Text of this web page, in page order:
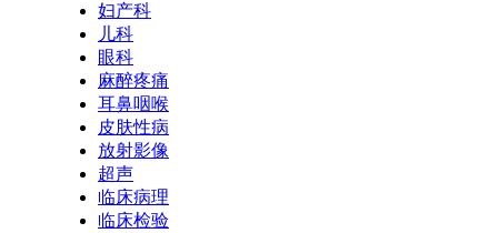
妇产科
儿科
眼科
麻醉疼痛
耳鼻咽喉
皮肤性病
放射影像
超声
临床病理
临床检验